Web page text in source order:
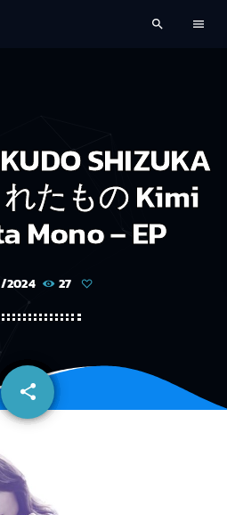
search menu
SHIZUKA
たもの Kimi
Mono – EP
2024 27
share
email